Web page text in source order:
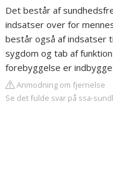
Det består af
indsatser over for
består også af indsatser
sygdom og tab af
forebyggelse er
Anmodning om fjernelse
Se det fulde svar på ssa-